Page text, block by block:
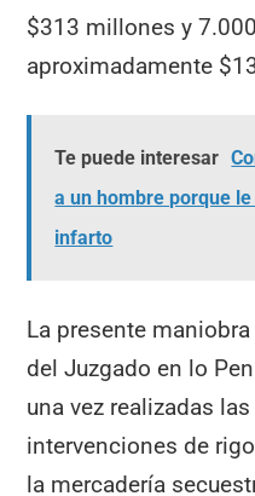
$313 millones y
aproximadamente
Te puede interesar
a un hombre porque
infarto
La presente
del Juzgado en lo
una vez realizadas
intervenciones de
la mercadería